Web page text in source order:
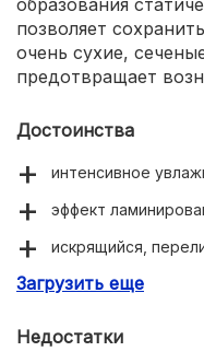
позволяет
очень сухие,
предотвращает
Достоинства
интенсивное
эффект
искрящийся,
минимальный
Загрузить еще
Недостатки